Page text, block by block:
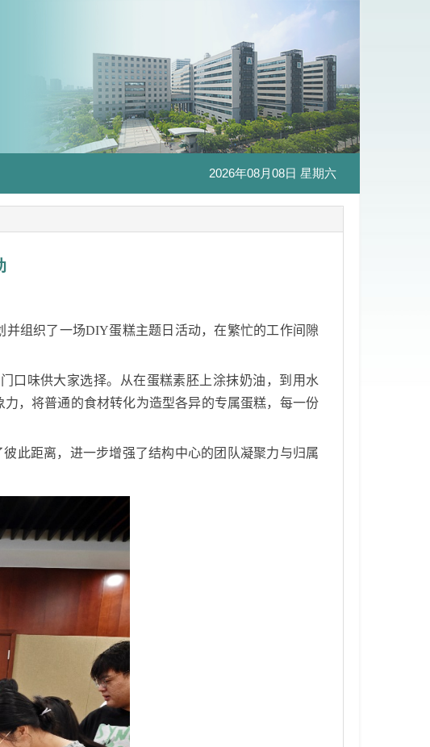
2026年08月08日 星期六
并组织了一场DIY蛋糕主题日活动，在繁忙的工作间隙
口味供大家选择。从在蛋糕素胚上涂抹奶油，到用水
，将普通的食材转化为造型各异的专属蛋糕，每一份
此距离，进一步增强了结构中心的团队凝聚力与归属